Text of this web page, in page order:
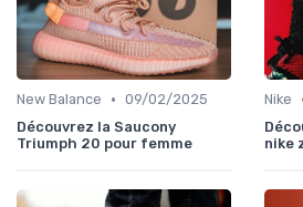
New Balance • 09/02/2025
Découvrez la Saucony
Triumph 20 pour femme
Nike
nike